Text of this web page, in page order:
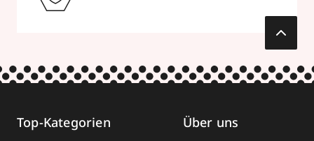
Top-Kategorien Über uns